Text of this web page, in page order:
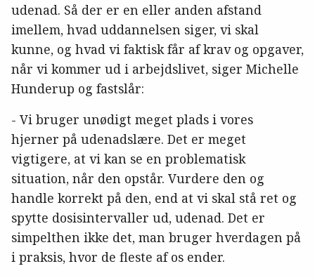
udenad. Så der er en eller anden afstand
imellem, hvad uddannelsen siger, vi skal
kunne, og hvad vi faktisk får af krav og opgaver,
når vi kommer ud i arbejdslivet, siger Michelle
Hunderup og fastslår:
- Vi bruger unødigt meget plads i vores
hjerner på udenadslære. Det er meget
vigtigere, at vi kan se en problematisk
situation, når den opstår. Vurdere den og
handle korrekt på den, end at vi skal stå ret og
spytte dosisintervaller ud, udenad. Det er
simpelthen ikke det, man bruger hverdagen på
i praksis, hvor de fleste af os ender.